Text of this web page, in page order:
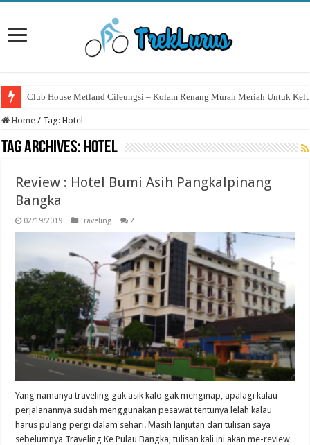
Club House Metland Cileungsi – Kolam Renang Murah Meriah Untuk
Home / Tag:Hotel
Tag Archives: Hotel
Review : Hotel Bumi Asih Pangkalpinang
Bangka
02/19/2019 Traveling 2
Yang namanya traveling gak asik kalo gak menginap, apalagi kalau
perjalanannya sudah menggunakan pesawat tentunya lelah kalau
harus pulang pergi dalam sehari. Masih lanjutan dari tulisan saya
sebelumnya Traveling Ke Pulau Bangka, tulisan kali ini akan me-review